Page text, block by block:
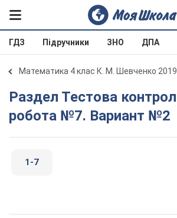
ГДЗ Підручники ЗНО ДПА
Математика 4 клас К. М. Шевченко 2019
Раздел Тестова контрольна
робота №7. Вариант №2
1-7